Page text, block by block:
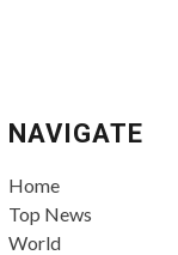
NAVIGATE
Home
Top News
World